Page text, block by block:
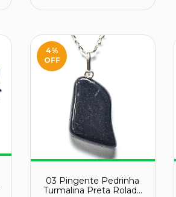
4%
OFF
03 Pingente Pedrinha
Turmalina Preta Rolado